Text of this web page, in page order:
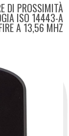
DI PROSSIMITÀ
ISO 14443-A
A 13,56 MHZ